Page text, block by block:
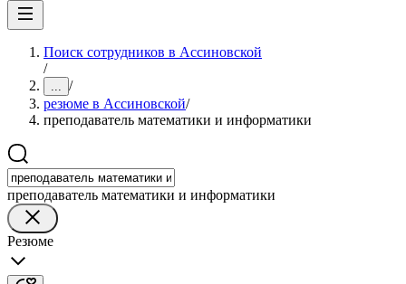
Поиск сотрудников в Ассиновской
/
... /
резюме в Ассиновской/
преподаватель математики и информатики
преподаватель математики и информатики
Резюме